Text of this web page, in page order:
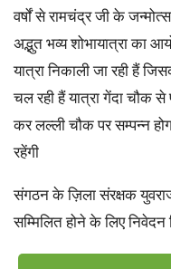
वर्षों से रामचंद्र जी के
अद्भुत भव्य शोभायात्रा का
यात्रा निकाली जा रही हैं
चल रही हैं यात्रा गेंदा चौक से
कर लल्ली चौक पर सम्पन्न
रहेंगी
संगठन के ज़िला संरक्षक
सम्मिलित होने के लिए निवेदन